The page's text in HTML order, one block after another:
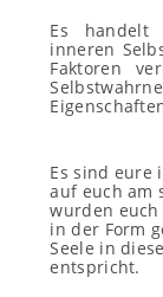
Es handelt
inneren
Faktoren
Es sind eure
auf euch am
wurden
in der Form
Seele in
entspricht.